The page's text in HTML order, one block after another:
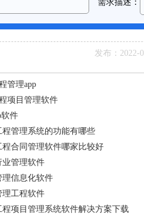
发布：
管理app
项目管理软件
软件
程管理系统的功能有哪些
程合同管理软件哪家比较好
业管理软件
理信息化软件
理工程软件
程项目管理系统软件解决方案下载